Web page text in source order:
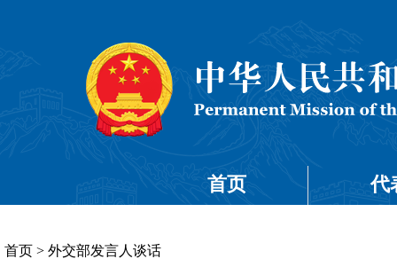
首页 代
首页 > 外交部发言人谈话